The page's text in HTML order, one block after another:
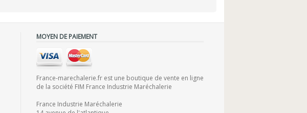
MOYEN DE PAIEMENT
France-marechalerie.fr est une boutique de vente en ligne
de la société FIM France Industrie Maréchalerie
France Industrie Maréchalerie